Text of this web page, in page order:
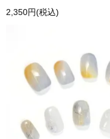
2,350円(税込)